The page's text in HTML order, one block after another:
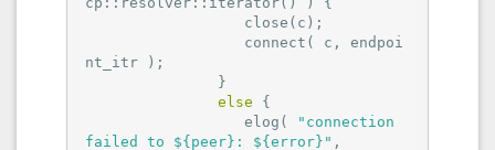
nt_itr );
else {
                  elog(
"connection
failed to ${peer}: ${error}" ,